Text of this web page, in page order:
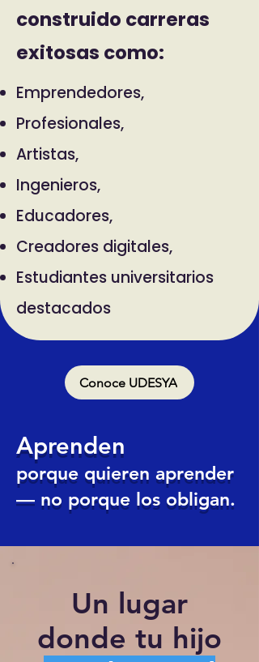
construido carreras
exitosas como:
Emprendedores,
Profesionales,
Artistas,
Ingenieros,
Educadores,
Creadores digitales,
Estudiantes universitarios
destacados
Conoce UDESYA
Aprenden
porque quieren aprender
— no porque los obligan.
Un lugar
donde tu hijo